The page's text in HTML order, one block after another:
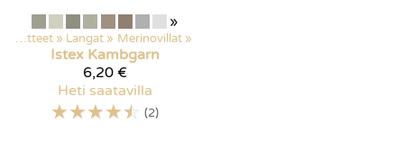
»
Kaikki tuotteet ‪» Langat ‪» Merinovillat ‪»
Istex Kambgarn
6,20 €
Heti saatavilla
☆☆☆☆☆ (2)